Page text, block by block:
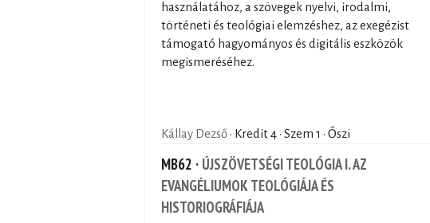
használatához, a szövegek nyelvi, irodalmi,
történeti és teológiai elemzéshez, az exegézist
támogató hagyományos és digitális eszközök
megismeréséhez.
Kállay Dezső· Kredit 4 · Szem 1 · Őszi
MB62 · ÚJSZÖVETSÉGI TEOLÓGIA I. AZ
EVANGÉLIUMOK TEOLÓGIÁJA ÉS
HISTORIOGRÁFIÁJA